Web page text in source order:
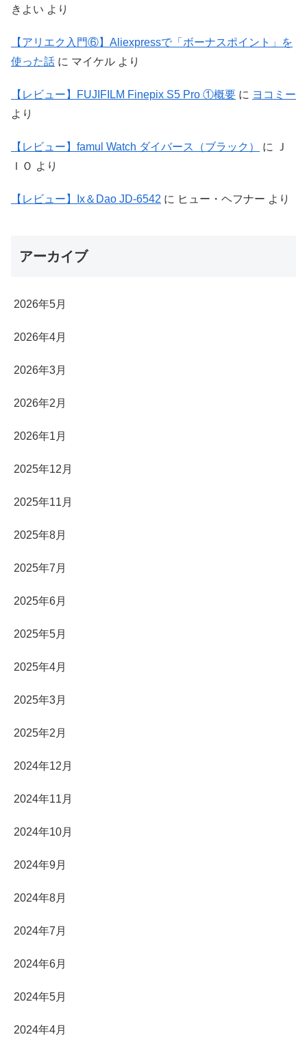
きよい より
【アリエク入門⑥】Aliexpressで「ボーナスポイント」を
使った話 に マイケル より
【レビュー】FUJIFILM Finepix S5 Pro ①概要 に ヨコミー
より
【レビュー】famul Watch ダイバース（ブラック） に
Ｊ
ＩＯ より
【レビュー】Ix＆Dao JD-6542 に ヒュー・ヘフナー より
アーカイブ
2026年5月
2026年4月
2026年3月
2026年2月
2026年1月
2025年12月
2025年11月
2025年8月
2025年7月
2025年6月
2025年5月
2025年4月
2025年3月
2025年2月
2024年12月
2024年11月
2024年10月
2024年9月
2024年8月
2024年7月
2024年6月
2024年5月
2024年4月